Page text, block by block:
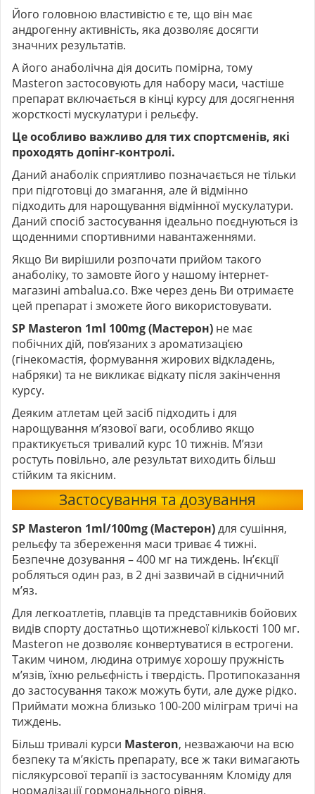
Його головною властивістю є те, що він має
андрогенну активність, яка дозволяє досягти
значних результатів.
А його анаболічна дія досить помірна, тому
Masteron застосовують для набору маси, частіше
препарат включається в кінці курсу для досягнення
жорсткості мускулатури і рельєфу.
Це особливо важливо для тих спортсменів, які
проходять допінг-контролі.
Даний анаболік сприятливо позначається не тільки
при підготовці до змагання, але й відмінно
підходить для нарощування відмінної мускулатури.
Даний спосіб застосування ідеально поєднуються із
щоденними спортивними навантаженнями.
Якщо Ви вирішили розпочати прийом такого
анаболіку, то замовте його у нашому інтернет-
магазині ambalua.co. Вже через день Ви отримаєте
цей препарат і зможете його використовувати.
SP Masteron 1ml 100mg (Мастерон) не має
побічних дій, пов’язаних з ароматизацією
(гінекомастія, формування жирових відкладень,
набряки) та не викликає відкату після закінчення
курсу.
Деяким атлетам цей засіб підходить і для
нарощування м’язової ваги, особливо якщо
практикується тривалий курс 10 тижнів. М’язи
ростуть повільно, але результат виходить більш
стійким та якісним.
Застосування та дозування
SP Masteron 1ml/100mg (Мастерон)для сушіння,
рельєфу та збереження маси триває 4 тижні.
Безпечне дозування – 400 мг на тиждень. Ін’єкції
робляться один раз, в 2 дні зазвичай в сідничний
м’яз.
Для легкоатлетів, плавців та представників бойових
видів спорту достатньо щотижневої кількості 100 мг.
Masteron не дозволяє конвертуватися в естрогени.
Таким чином, людина отримує хорошу пружність
м’язів, їхню рельєфність і твердість. Протипоказання
до застосування також можуть бути, але дуже рідко.
Приймати можна близько 100-200 міліграм тричі на
тиждень.
Більш тривалі курси Masteron, незважаючи на всю
безпеку та м’якість препарату, все ж таки вимагають
післякурсової терапії із застосуванням Кломіду для
нормалізації гормонального рівня.